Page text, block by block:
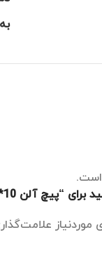
است.
10*5 قفل برقی ترتل”